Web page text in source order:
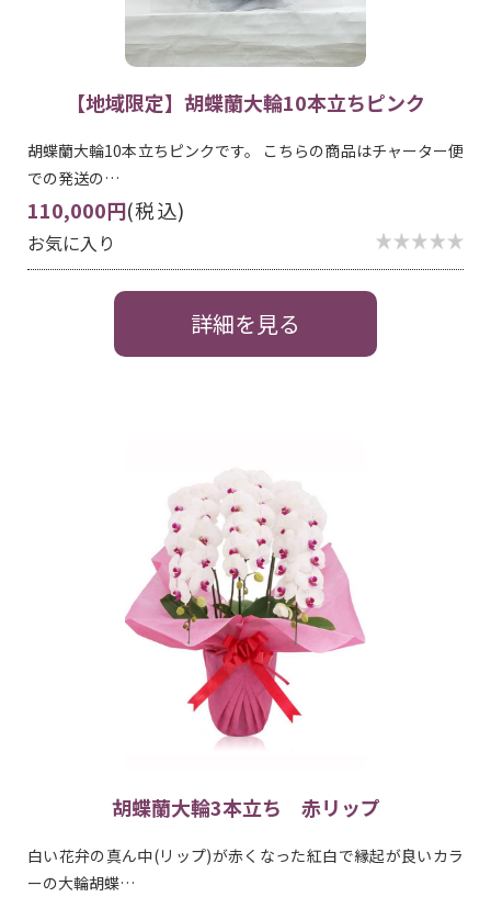
【地域限定】胡蝶蘭大輪10本立ちピンク
胡蝶蘭大輪10本立ちピンクです。 こちらの商品はチャーター便
での発送の…
110,000円(税込)
お気に入り
詳細を見る
胡蝶蘭大輪3本立ち 赤リップ
白い花弁の真ん中(リップ)が赤くなった紅白で縁起が良いカラ
ーの大輪胡蝶…